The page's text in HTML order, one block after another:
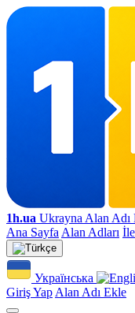
1h.ua Ukrayna Alan Adı
Ana Sayfa Alan Adları
Українська
Giriş Yap Alan Adı Ekle